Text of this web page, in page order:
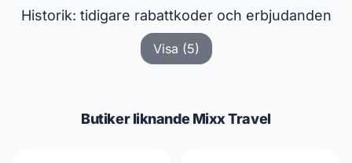
Historik: tidigare rabattkoder och erbjudanden
Visa (5)
Butiker liknande Mixx Travel